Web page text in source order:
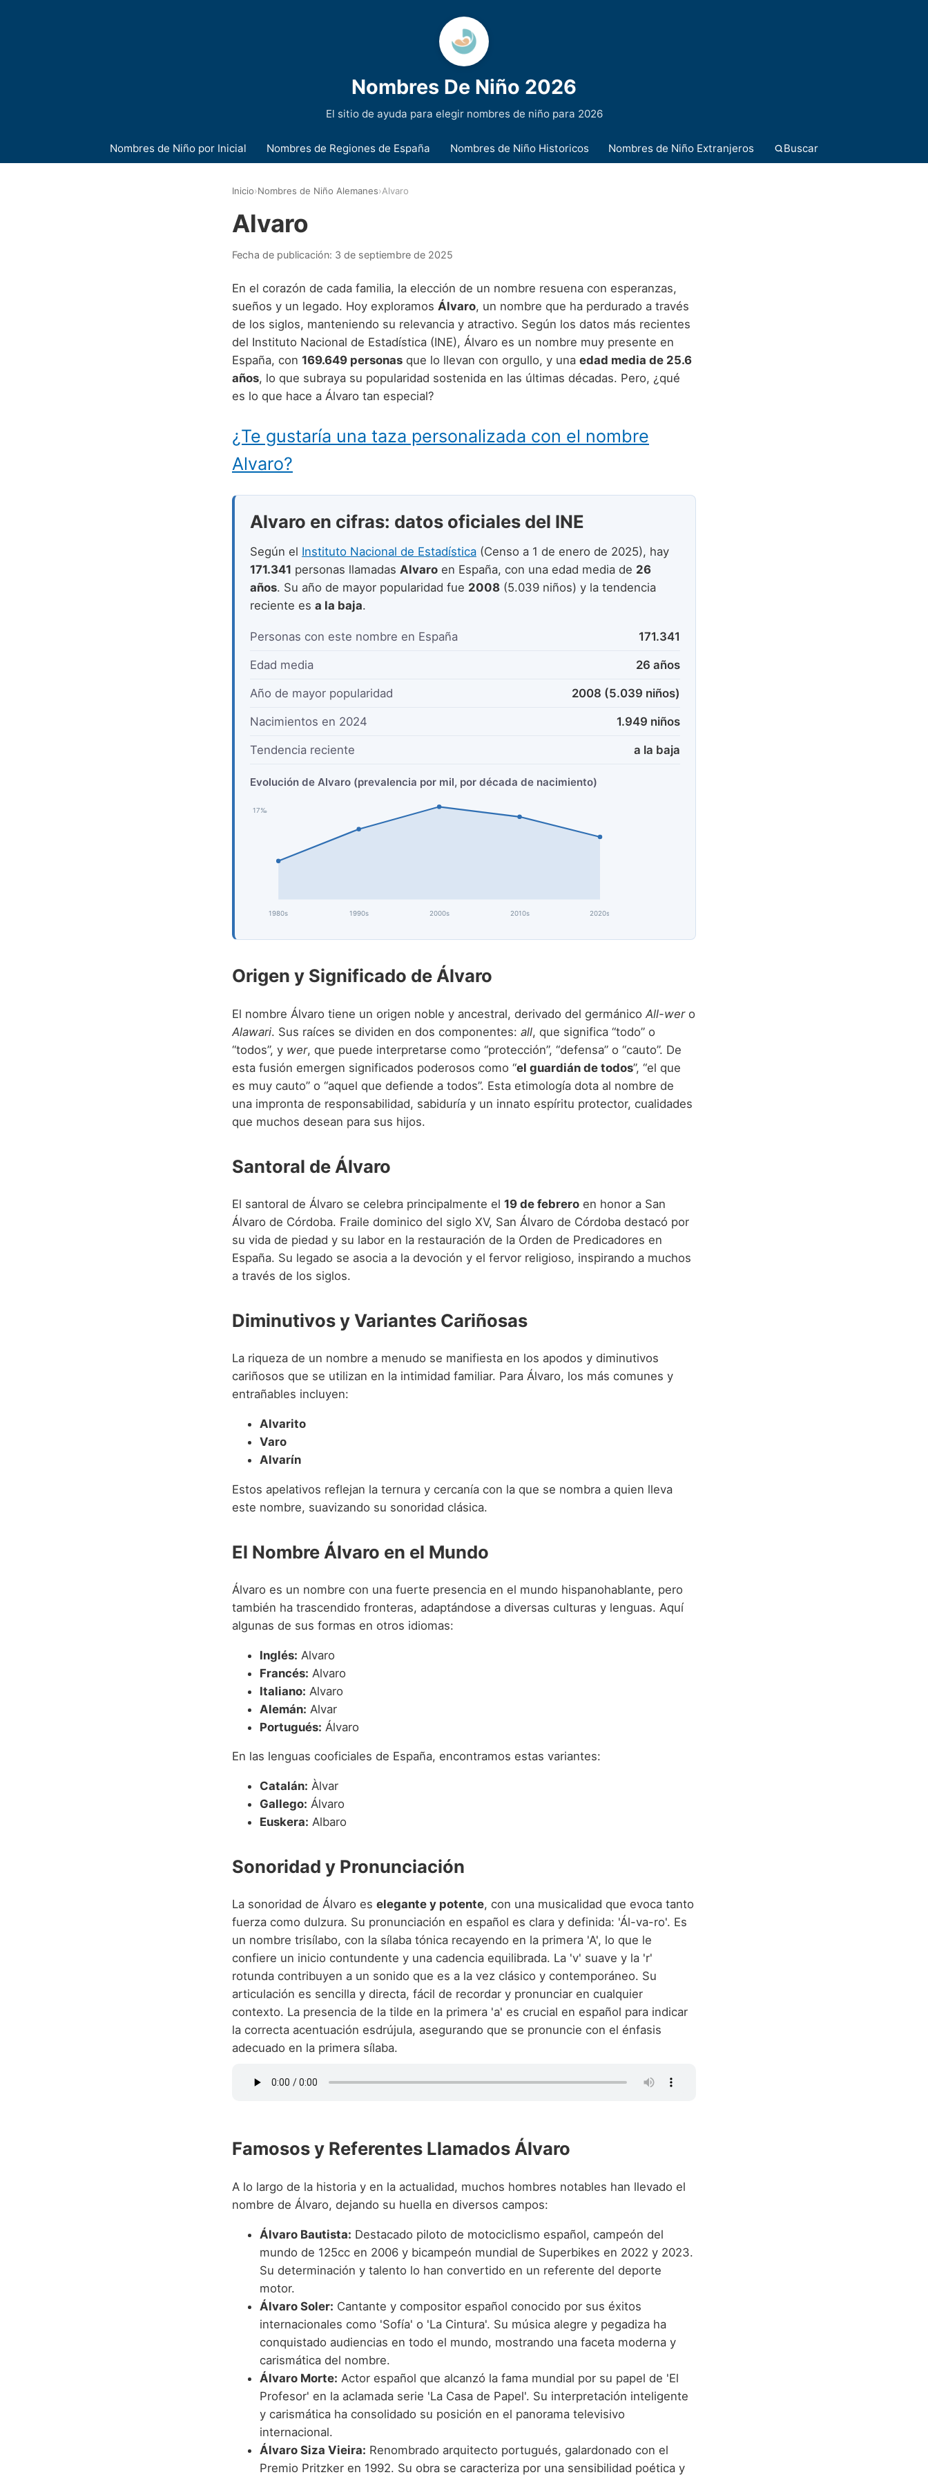
Nombres De Niño 2026
El sitio de ayuda para elegir nombres de niño para 2026
Nombres de Niño por Inicial Nombres de Regiones de España Nombres de Niño Historicos Nombres de Niño Extranjeros Buscar
Inicio›Nombres de Niño Alemanes›Alvaro
Alvaro
Fecha de publicación: 3 de septiembre de 2025
En el corazón de cada familia, la elección de un nombre resuena con esperanzas,
sueños y un legado. Hoy exploramos Álvaro, un nombre que ha perdurado a través
de los siglos, manteniendo su relevancia y atractivo. Según los datos más recientes
del Instituto Nacional de Estadística (INE), Álvaro es un nombre muy presente en
España, con 169.649 personas que lo llevan con orgullo, y una edad media de 25.6
años, lo que subraya su popularidad sostenida en las últimas décadas. Pero, ¿qué
es lo que hace a Álvaro tan especial?
¿Te gustaría una taza personalizada con el nombre
Alvaro?
Alvaro en cifras: datos oficiales del INE
Según el Instituto Nacional de Estadística (Censo a 1 de enero de 2025), hay
171.341 personas llamadas Alvaro en España, con una edad media de 26
años. Su año de mayor popularidad fue 2008 (5.039 niños) y la tendencia
reciente es a la baja.
Personas con este nombre en España 171.341
Edad media 26 años
Año de mayor popularidad 2008 (5.039 niños)
Nacimientos en 2024 1.949 niños
Tendencia reciente a la baja
Evolución de Alvaro (prevalencia por mil, por década de nacimiento)
1980s 1990s 2000s 2010s 2020s
17‰
Origen y Significado de Álvaro
El nombre Álvaro tiene un origen noble y ancestral, derivado del germánico All-wero
Alawari. Sus raíces se dividen en dos componentes: all, que significa “todo” o
“todos”, y wer, que puede interpretarse como “protección”, “defensa” o “cauto”. De
esta fusión emergen significados poderosos como “el guardián de todos”, “el que
es muy cauto” o “aquel que defiende a todos”. Esta etimología dota al nombre de
una impronta de responsabilidad, sabiduría y un innato espíritu protector, cualidades
que muchos desean para sus hijos.
Santoral de Álvaro
El santoral de Álvaro se celebra principalmente el 19 de febrero en honor a San
Álvaro de Córdoba. Fraile dominico del siglo XV, San Álvaro de Córdoba destacó por
su vida de piedad y su labor en la restauración de la Orden de Predicadores en
España. Su legado se asocia a la devoción y el fervor religioso, inspirando a muchos
a través de los siglos.
Diminutivos y Variantes Cariñosas
La riqueza de un nombre a menudo se manifiesta en los apodos y diminutivos
cariñosos que se utilizan en la intimidad familiar. Para Álvaro, los más comunes y
entrañables incluyen:
Alvarito
Varo
Alvarín
Estos apelativos reflejan la ternura y cercanía con la que se nombra a quien lleva
este nombre, suavizando su sonoridad clásica.
El Nombre Álvaro en el Mundo
Álvaro es un nombre con una fuerte presencia en el mundo hispanohablante, pero
también ha trascendido fronteras, adaptándose a diversas culturas y lenguas. Aquí
algunas de sus formas en otros idiomas:
Inglés: Alvaro
Francés: Alvaro
Italiano: Alvaro
Alemán: Alvar
Portugués: Álvaro
En las lenguas cooficiales de España, encontramos estas variantes:
Catalán: Àlvar
Gallego: Álvaro
Euskera: Albaro
Sonoridad y Pronunciación
La sonoridad de Álvaro es elegante y potente, con una musicalidad que evoca tanto
fuerza como dulzura. Su pronunciación en español es clara y definida: 'Ál-va-ro'. Es
un nombre trisílabo, con la sílaba tónica recayendo en la primera 'A', lo que le
confiere un inicio contundente y una cadencia equilibrada. La 'v' suave y la 'r'
rotunda contribuyen a un sonido que es a la vez clásico y contemporáneo. Su
articulación es sencilla y directa, fácil de recordar y pronunciar en cualquier
contexto. La presencia de la tilde en la primera 'a' es crucial en español para indicar
la correcta acentuación esdrújula, asegurando que se pronuncie con el énfasis
adecuado en la primera sílaba.
Famosos y Referentes Llamados Álvaro
A lo largo de la historia y en la actualidad, muchos hombres notables han llevado el
nombre de Álvaro, dejando su huella en diversos campos:
Álvaro Bautista: Destacado piloto de motociclismo español, campeón del
mundo de 125cc en 2006 y bicampeón mundial de Superbikes en 2022 y 2023.
Su determinación y talento lo han convertido en un referente del deporte
motor.
Álvaro Soler: Cantante y compositor español conocido por sus éxitos
internacionales como 'Sofía' o 'La Cintura'. Su música alegre y pegadiza ha
conquistado audiencias en todo el mundo, mostrando una faceta moderna y
carismática del nombre.
Álvaro Morte: Actor español que alcanzó la fama mundial por su papel de 'El
Profesor' en la aclamada serie 'La Casa de Papel'. Su interpretación inteligente
y carismática ha consolidado su posición en el panorama televisivo
internacional.
Álvaro Siza Vieira: Renombrado arquitecto portugués, galardonado con el
Premio Pritzker en 1992. Su obra se caracteriza por una sensibilidad poética y